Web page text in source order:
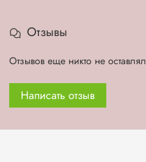
Отзывы
Отзывов еще никто не оставлял
Написать отзыв